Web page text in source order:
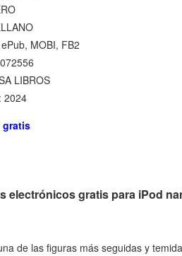
MOBI, FB2
LIBROS
2024
gratis
electrónicos gratis para iPod
de las figuras más seguidas y